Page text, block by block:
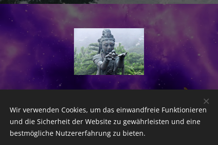
Bilder bereitgestellt vonPexels
Cookies
Wir verwenden Cookies, um das einwandfreie Funktionieren
und die Sicherheit der Website zu gewährleisten und eine
bestmögliche Nutzererfahrung zu bieten.